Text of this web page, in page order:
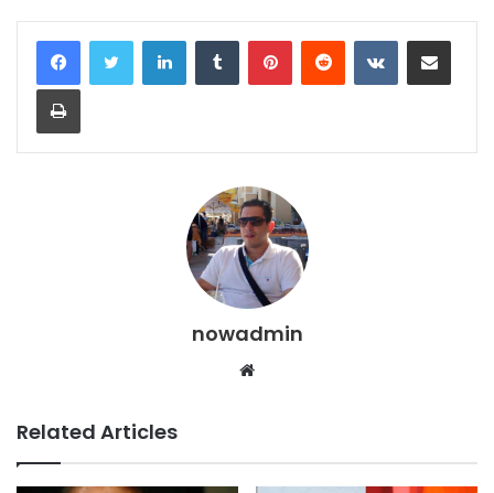
LinkedInTumblr PinterestReddit VKontakteShare via Email
Print
nowadmin
Website
Related Articles